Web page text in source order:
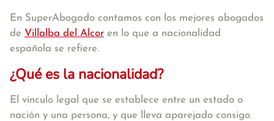
En SuperAbogado contamos con los mejores abogados
de Villalba del Alcor en lo que a nacionalidad
española se refiere.
¿Qué es la nacionalidad?
El vínculo legal que se establece entre un estado o
nación y una persona, y que lleva aparejado consigo